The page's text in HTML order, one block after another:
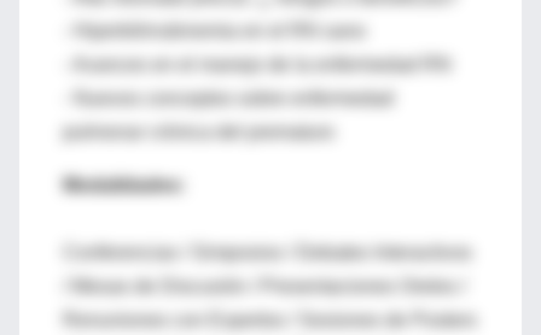
Modalidades:
Conferencias / Simposios / Debates Interactivos